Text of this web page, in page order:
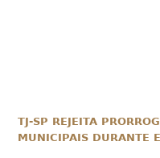
TJ-SP REJEITA
MUNICIPAIS DURANTE